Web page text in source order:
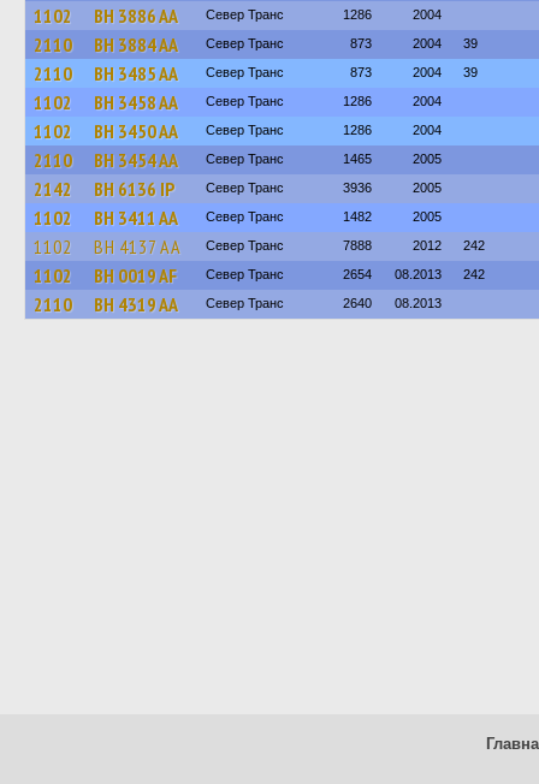
1102 BH 3886 AA Север Транс 1286 2004
2110 BH 3884 AA Север Транс 873 2004 39
2110 BH 3485 AA Север Транс 873 2004 39
1102 BH 3458 AA Север Транс 1286 2004
1102 BH 3450 AA Север Транс 1286 2004
2110 BH 3454 AA Север Транс 1465 2005
2142 BH 6136 IP Север Транс 3936 2005
1102 BH 3411 AA Север Транс 1482 2005
1102 BH 4137 AA Север Транс 7888 2012 242
1102 BH 0019 AF Север Транс 2654 08.2013 242
2110 BH 4319 AA Север Транс 2640 08.2013